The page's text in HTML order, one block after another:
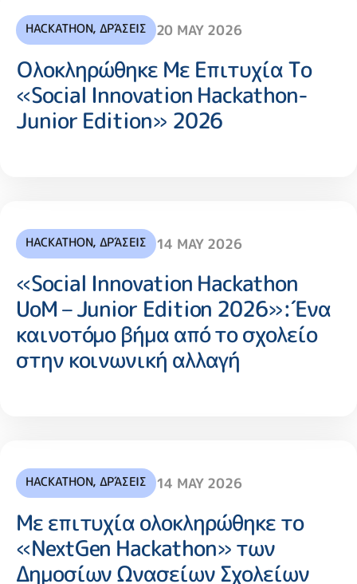
HACKATHON, ΔΡΆΣΕΙΣ 20 MAY 2026
Ολοκληρώθηκε Με Επιτυχία Το
«Social Innovation Hackathon-
Junior Edition» 2026
HACKATHON, ΔΡΆΣΕΙΣ 14 MAY 2026
«Social Innovation Hackathon
UoM – Junior Edition 2026»:Ένα
καινοτόμο βήμα από το σχολείο
στην κοινωνική αλλαγή
HACKATHON, ΔΡΆΣΕΙΣ 14 MAY 2026
Με επιτυχία ολοκληρώθηκε το
«NextGen Hackathon» των
Δημοσίων Ωνασείων Σχολείων